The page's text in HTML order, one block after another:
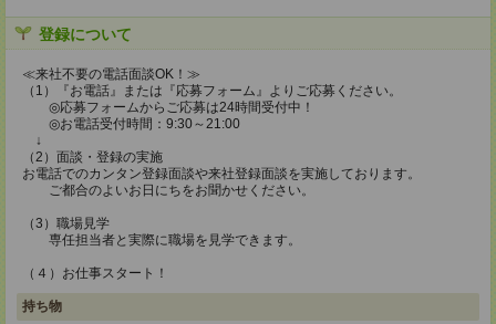
登録について
≪来社不要の電話面談OK！≫
（1）『お電話』または『応募フォーム』よりご応募ください。
◎応募フォームからご応募は24時間受付中！
◎お電話受付時間：9:30～21:00
↓
（2）面談・登録の実施
お電話でのカンタン登録面談や来社登録面談を実施しております。
ご都合のよいお日にちをお聞かせください。
（3）職場見学
専任担当者と実際に職場を見学できます。
（４）お仕事スタート！
持ち物